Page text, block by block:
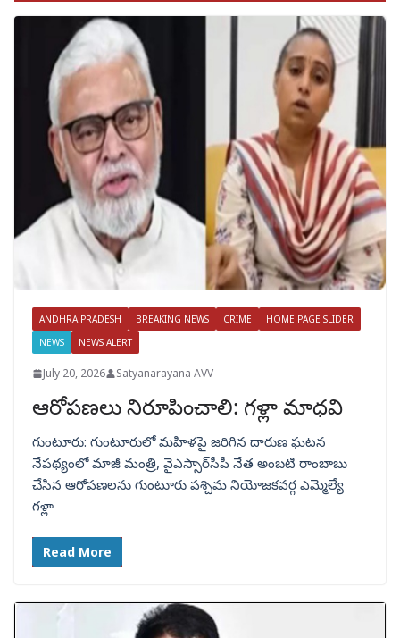
ANDHRA PRADESH BREAKING NEWS CRIME
HOME PAGE SLIDER
NEWS
NEWS ALERT
July 20, 2026 Satyanarayana AVV
ఆరోపణలు నిరూపించాలి: గళ్లా మాధవి
గుంటూరు: గుంటూరులో మహిళపై జరిగిన దారుణ ఘటన
నేపథ్యంలో మాజీ మంత్రి, వైఎస్సార్‌సీపీ నేత అంబటి రాంబాబు
చేసిన ఆరోపణలను గుంటూరు పశ్చిమ నియోజకవర్గ ఎమ్మెల్యే
గళ్లా
Read More